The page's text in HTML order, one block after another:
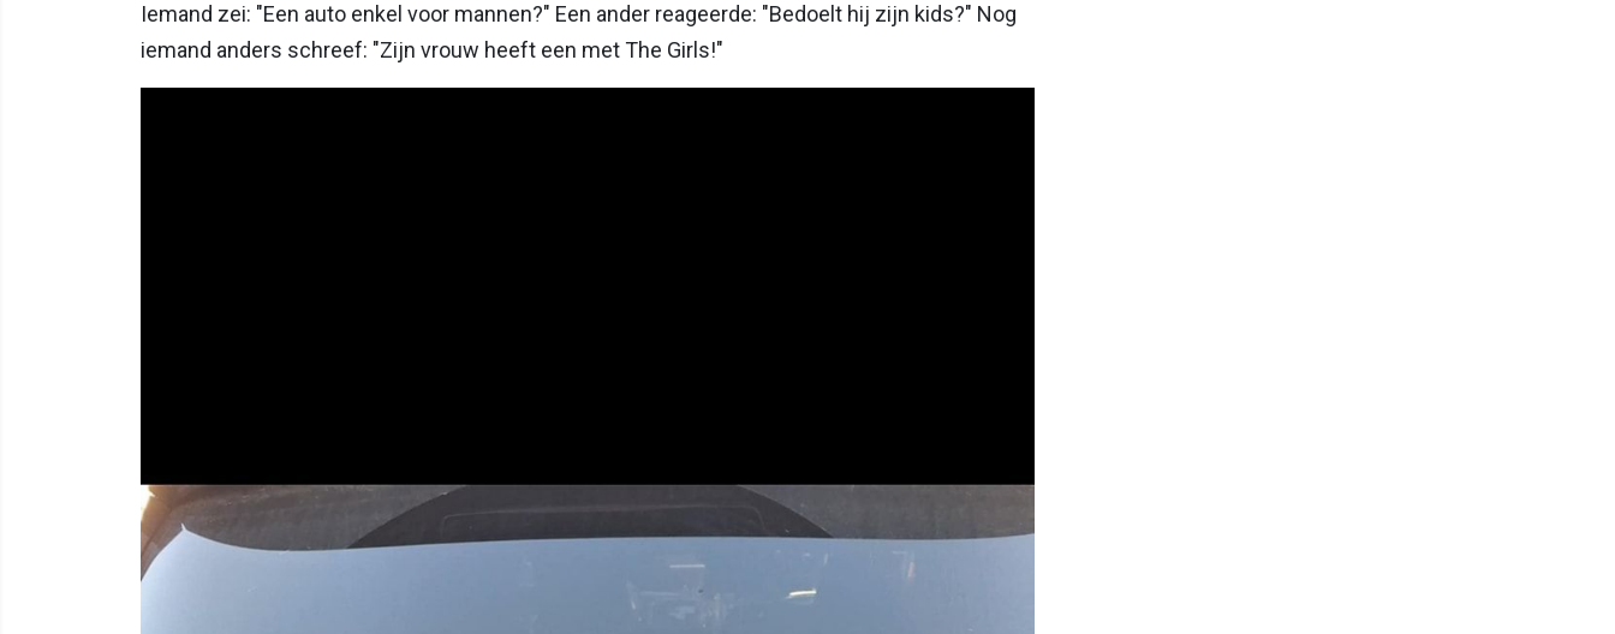
Iemand zei: "Een auto enkel voor mannen?" Een ander reageerde: "Bedoelt hij zijn kids?" Nog
iemand anders schreef: "Zijn vrouw heeft een met The Girls!"